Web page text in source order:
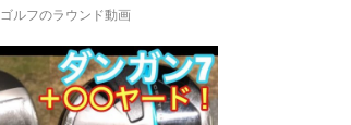
ゴルフのラウンド動画